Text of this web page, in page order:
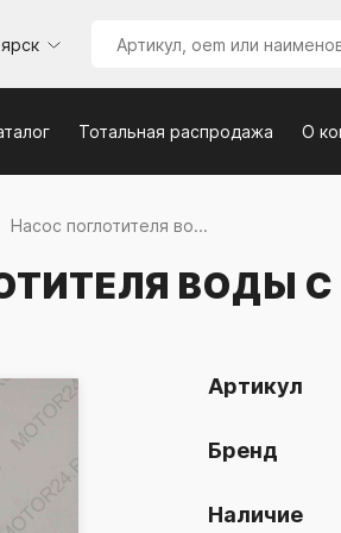
Тотальная распродажа О
Насос поглотителя во...
ВОДЫ
Артикул
Бренд
Наличие